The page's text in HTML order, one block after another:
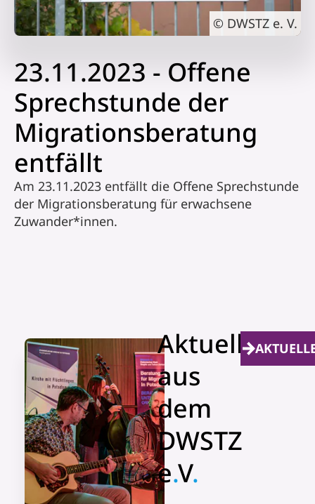
© DWSTZ e. V.
23.11.2023 - Offene
Sprechstunde der
Migrationsberatung
entfällt
Am 23.11.2023 entfällt die Offene Sprechstunde
der Migrationsberatung für erwachsene
Zuwander*innen.
Aktuelles
aus
dem
DWSTZ
e.V.